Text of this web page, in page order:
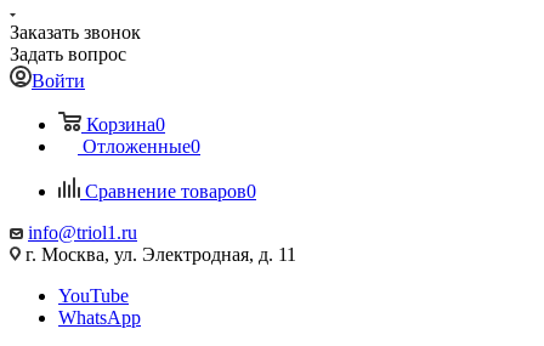
Заказать звонок
Задать вопрос
Войти
Корзина0
Отложенные0
Сравнение товаров0
info@triol1.ru
г. Москва, ул. Электродная, д. 11
YouTube
WhatsApp